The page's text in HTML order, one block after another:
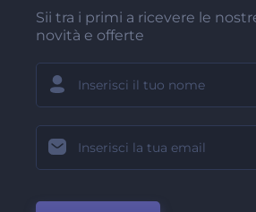
Sii tra i primi a ricevere le
novità e offerte